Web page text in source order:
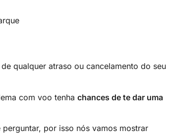
qualquer atraso ou cancelamento do seu
com voo tenha chances de te dar uma
por isso nós vamos mostrar